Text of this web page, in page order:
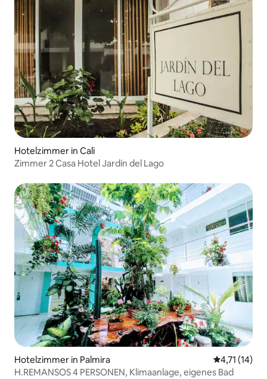
Hotelzimmer in Cali
Zimmer 2 Casa Hotel Jardín del Lago
Hotelzimmer in Palmira
4,71 (14)
H.REMANSOS 4 PERSONEN, Klimaanlage, eigenes Bad